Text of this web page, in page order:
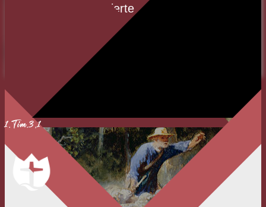
Evangelisch-Reformierte
LOGIN
1.Tim.3,1